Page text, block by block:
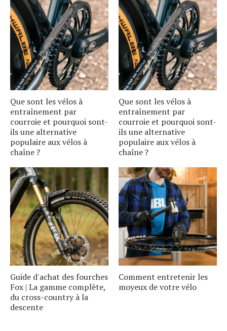
Que sont les vélos à
entraînement par
courroie et pourquoi sont-
ils une alternative
populaire aux vélos à
chaîne ?
Que sont les vélos à
entraînement par
courroie et pourquoi sont-
ils une alternative
populaire aux vélos à
chaîne ?
Guide d'achat des fourches
Fox | La gamme complète,
du cross-country à la
descente
Comment entretenir les
moyeux de votre vélo